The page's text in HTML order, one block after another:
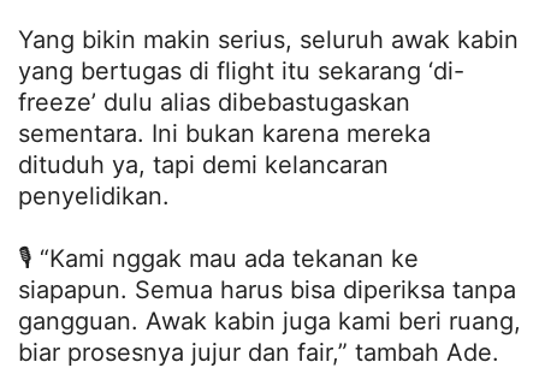
Yang bikin makin serius, seluruh awak kabin
yang bertugas di flight itu sekarang ‘di-
freeze’ dulu alias dibebastugaskan
sementara. Ini bukan karena mereka
dituduh ya, tapi demi kelancaran
penyelidikan.
🎙️ “Kami nggak mau ada tekanan ke
siapapun. Semua harus bisa diperiksa tanpa
gangguan. Awak kabin juga kami beri ruang,
biar prosesnya jujur dan fair,” tambah Ade.